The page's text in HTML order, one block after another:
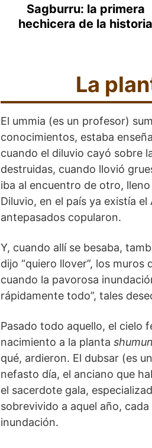
Sagburru: la primera
hechicera de la historia
La
El ummia (es un profesor)
conocimientos, estaba
cuando el diluvio cayó sobre
destruidas, cuando llovió
iba al encuentro de otro,
Diluvio, en el país ya existía
antepasados copularon.
Y, cuando allí se besaba,
dijo “quiero llover”, los muros
cuando la pavorosa
rápidamente todo”, tales
Pasado todo aquello, el cielo
nacimiento a la planta
qué, ardieron. El dubsar (es
nefasto día, el anciano que
el sacerdote gala,
sobrevivido a aquel año,
inundación.